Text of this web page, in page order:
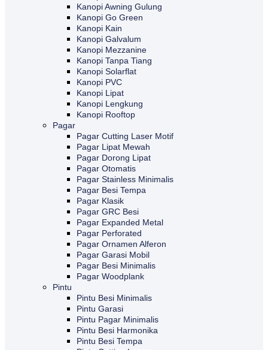
Kanopi Awning Gulung
Kanopi Go Green
Kanopi Kain
Kanopi Galvalum
Kanopi Mezzanine
Kanopi Tanpa Tiang
Kanopi Solarflat
Kanopi PVC
Kanopi Lipat
Kanopi Lengkung
Kanopi Rooftop
Pagar
Pagar Cutting Laser Motif
Pagar Lipat Mewah
Pagar Dorong Lipat
Pagar Otomatis
Pagar Stainless Minimalis
Pagar Besi Tempa
Pagar Klasik
Pagar GRC Besi
Pagar Expanded Metal
Pagar Perforated
Pagar Ornamen Alferon
Pagar Garasi Mobil
Pagar Besi Minimalis
Pagar Woodplank
Pintu
Pintu Besi Minimalis
Pintu Garasi
Pintu Pagar Minimalis
Pintu Besi Harmonika
Pintu Besi Tempa